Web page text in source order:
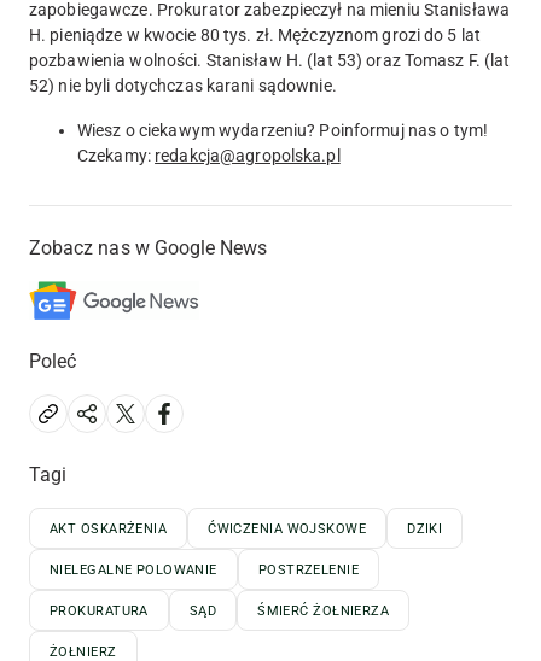
zapobiegawcze. Prokurator zabezpieczył na mieniu Stanisława
H. pieniądze w kwocie 80 tys. zł. Mężczyznom grozi do 5 lat
pozbawienia wolności. Stanisław H. (lat 53) oraz Tomasz F. (lat
52) nie byli dotychczas karani sądownie.
Wiesz o ciekawym wydarzeniu? Poinformuj nas o tym!
Czekamy: redakcja@agropolska.pl
Zobacz nas w Google News
Poleć
Tagi
AKT OSKARŻENIA ĆWICZENIA WOJSKOWE DZIKI
NIELEGALNE POLOWANIE POSTRZELENIE
PROKURATURA SĄD ŚMIERĆ ŻOŁNIERZA
ŻOŁNIERZ